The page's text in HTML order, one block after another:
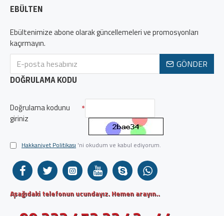
EBÜLTEN
Ebültenimize abone olarak güncellemeleri ve promosyonları
kaçırmayın.
GÖNDER
DOĞRULAMA KODU
Doğrulama kodunu
giriniz
Hakkaniyet Politikası 'ni okudum ve kabul ediyorum.
Aşağıdaki telefonun ucundayız. Hemen arayın..